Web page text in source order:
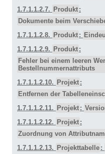
1.7.1.1.2.7. Produkt :
Dokumente beim
1.7.1.1.2.8. Produkt :
1.7.1.1.2.9. Produkt :
Fehler bei einem leeren
Bestellnummernattributs
1.7.1.1.2.10. Projekt :
Entfernen der
1.7.1.1.2.11. Projekt :
1.7.1.1.2.12. Projekt :
Zuordnung von
1.7.1.1.2.13. Projekttabelle :